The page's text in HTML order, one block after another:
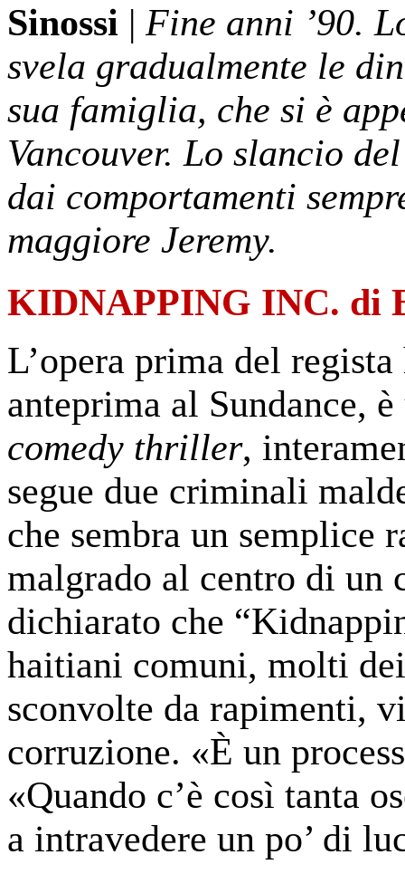
Sinossi | Fine anni ’90.
svela gradualmente le
sua famiglia, che si è
Vancouver. Lo slancio
dai comportamenti
maggiore Jeremy.
KIDNAPPING INC. di
L’opera prima del
anteprima al Sundance,
comedy thriller,
segue due criminali
che sembra un semplice
malgrado al centro di
dichiarato che
haitiani comuni, molti
sconvolte da rapimenti,
corruzione. «È un
«Quando c’è così tanta
a intravedere un po’ di